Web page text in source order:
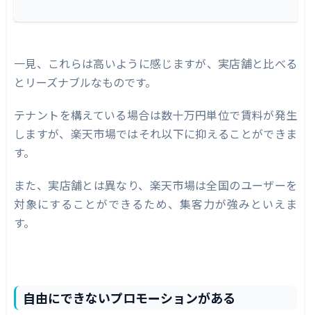
一見、これらは高いように感じますが、実店舗と比べる
とリーズナブルなものです。
テナントを構えている場合は数十万円単位で賃料が発生
しますが、楽天市場ではそれ以下に抑えることができま
す。
また、実店舗とは異なり、楽天市場は全国のユーザーを
対象にすることができるため、集客力が強みといえま
す。
自由にできないプロモーションがある